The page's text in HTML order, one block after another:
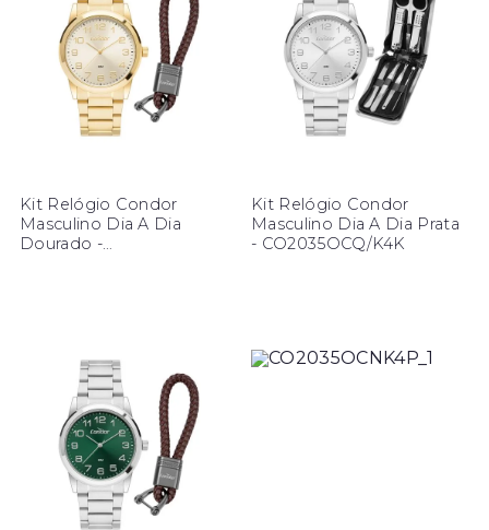
Kit Relógio Condor
Masculino Dia A Dia
Dourado -
Kit Relógio Condor
Masculino Dia A Dia Prata
- CO2035OCQ/K4K